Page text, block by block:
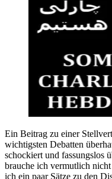
Ein Beitrag zu einer
wichtigsten Debatten
schockiert und fassungslos
brauche ich vermutlich
ich ein paar Sätze zu den